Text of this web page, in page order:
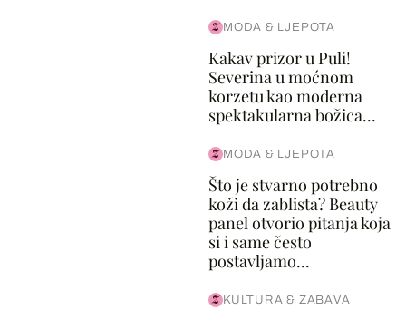
MODA & LJEPOTA
Kakav prizor u Puli!
Severina u moćnom
korzetu kao moderna
spektakularna božica...
MODA & LJEPOTA
Što je stvarno potrebno
koži da zablista? Beauty
panel otvorio pitanja koja
si i same često
postavljamo...
KULTURA & ZABAVA